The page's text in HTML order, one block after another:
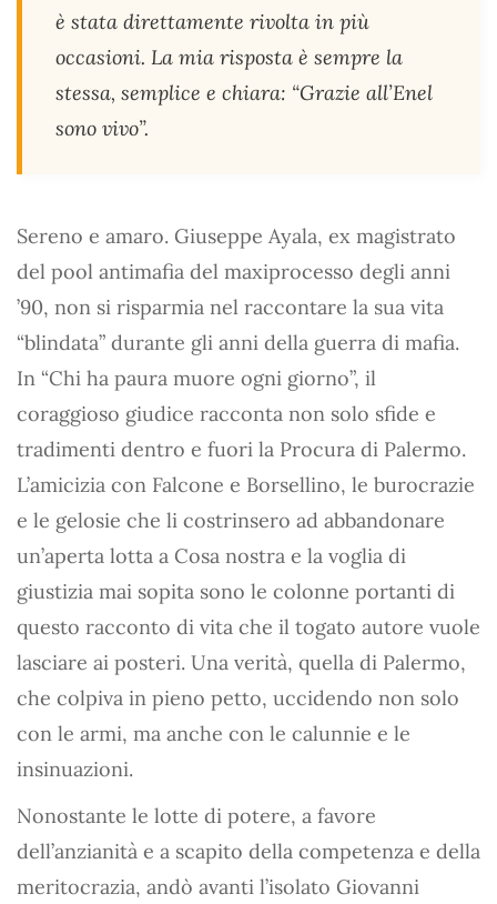
è stata direttamente rivolta in più
occasioni. La mia risposta è sempre la
stessa, semplice e chiara: “Grazie all’Enel
sono vivo”.
Sereno e amaro. Giuseppe Ayala, ex magistrato
del pool antimafia del maxiprocesso degli anni
’90, non si risparmia nel raccontare la sua vita
“blindata” durante gli anni della guerra di mafia.
In “Chi ha paura muore ogni giorno”, il
coraggioso giudice racconta non solo sfide e
tradimenti dentro e fuori la Procura di Palermo.
L’amicizia con Falcone e Borsellino, le burocrazie
e le gelosie che li costrinsero ad abbandonare
un’aperta lotta a Cosa nostra e la voglia di
giustizia mai sopita sono le colonne portanti di
questo racconto di vita che il togato autore vuole
lasciare ai posteri. Una verità, quella di Palermo,
che colpiva in pieno petto, uccidendo non solo
con le armi, ma anche con le calunnie e le
insinuazioni.
Nonostante le lotte di potere, a favore
dell’anzianità e a scapito della competenza e della
meritocrazia, andò avanti l’isolato Giovanni